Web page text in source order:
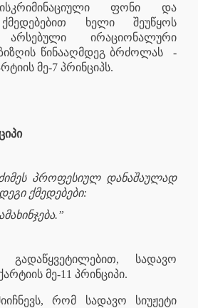
ფონი და
ხელი შეუწყოს
არსებული ირაციონალური
წინააღმდეგ ბრძოლას
-
მე-7 პრინციპს.
პროფესიულ დანაშაულად
ქმედებები:
გადაწყვეტილებით, სადავო
მე-11 პრინციპი.
რომ სადავო სიუჟეტი